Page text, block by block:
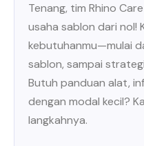
Tenang, tim Rhino
usaha sablon dari nol!
kebutuhanmu—mulai
sablon, sampai
Butuh panduan alat,
dengan modal kecil?
langkahnya.